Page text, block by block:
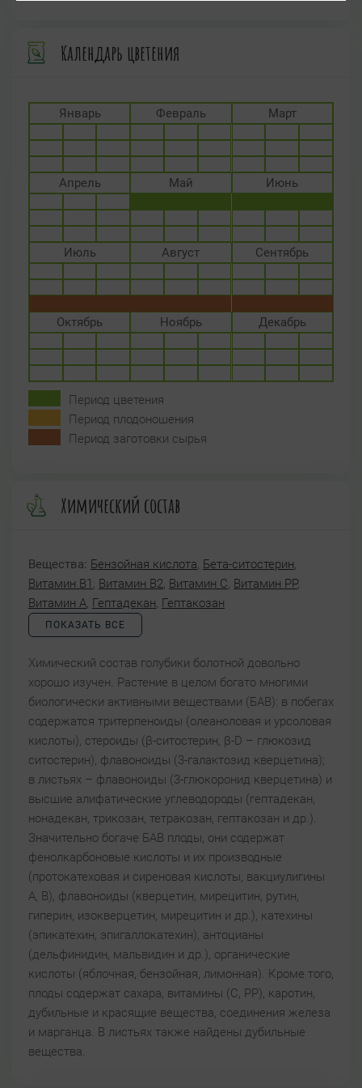
Календарь цветения
Январь Февраль Март
Апрель Май Июнь
Июль Август Сентябрь
Октябрь Ноябрь Декабрь
Период цветения
Период плодоношения
Период заготовки сырья
Химический состав
Вещества: Бензойная кислота, Бета-ситостерин,
Витамин B1 , Витамин B2, Витамин C, Витамин PP,
Витамин А, Гептадекан, Гептакозан
ПОКАЗАТЬ ВСЕ
Химический состав голубики болотной довольно
хорошо изучен. Растение в целом богато многими
биологически активными веществами (БАВ): в побегах
содержатся тритерпеноиды (олеаноловая и урсоловая
кислоты), стероиды (β-ситостерин, β-D – глюкозид
ситостерин), флавоноиды (3-галактозид кверцетина);
в листьях – флавоноиды (3-глюкоронид кверцетина) и
высшие алифатические углеводороды (гептадекан,
нонадекан, трикозан, тетракозан, гептакозан и др.).
Значительно богаче БАВ плоды, они содержат
фенолкарбоновые кислоты и их производные
(протокатеховая и сиреновая кислоты, вакциулигины
А, В), флавоноиды (кверцетин, мирецитин, рутин,
гиперин, изокверцетин, мирецитин и др.), катехины
(эпикатехин, эпигаллокатехин), антоцианы
(дельфинидин, мальвидин и др.), органические
кислоты (яблочная, бензойная, лимонная). Кроме того,
плоды содержат сахара, витамины (С, РР), каротин,
дубильные и красящие вещества, соединения железа
и марганца. В листьях также найдены дубильные
вещества.